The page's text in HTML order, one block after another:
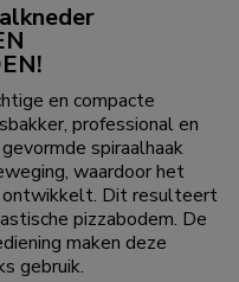
en compacte
professional en
spiraalhaak
waardoor het
Dit resulteert
pizzabodem. De
maken deze
gebruik.